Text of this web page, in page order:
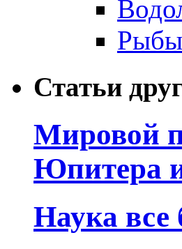
Рыбы
Статьи
Мировой
Юпитера
Наука все